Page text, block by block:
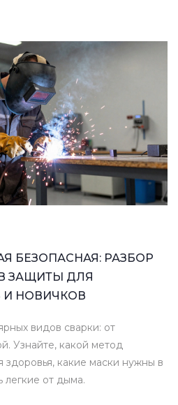
БЕЗОПАСНАЯ: РАЗБОР
ЗАЩИТЫ ДЛЯ
НОВИЧКОВ
видов сварки: от
Узнайте, какой метод
какие маски нужны в
легкие от дыма.